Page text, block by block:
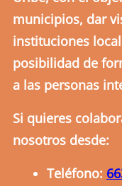
municipios, dar
instituciones
posibilidad de
a las personas
Si quieres
nosotros desde:
Teléfono: